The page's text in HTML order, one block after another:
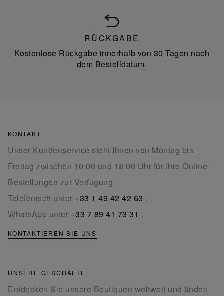
RÜCKGABE
Kostenlose Rückgabe innerhalb von 30 Tagen nach
dem Bestelldatum.
KONTAKT
Unser Kundenservice steht Ihnen von Montag bis
Freitag zwischen 10:00 und 18:00 Uhr für Ihre Online-
Bestellungen zur Verfügung.
Telefonisch unter +33 1 49 42 42 63 .
WhatsApp unter +33 7 89 41 73 31 .
KONTAKTIEREN SIE UNS
UNSERE GESCHÄFTE
Entdecken Sie unsere Boutiquen weltweit und finden